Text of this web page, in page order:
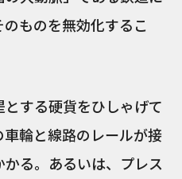
ものを無効化するこ
する硬貨をひしゃげて
輪と線路のレールが接
る。あるいは、プレス